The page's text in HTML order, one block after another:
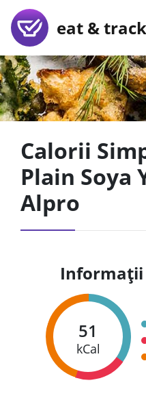
eat & track
Calorii
Plain Soya
Alpro
51
kCal